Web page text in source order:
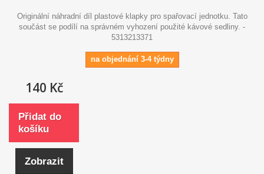
Originální náhradní díl plastové klapky pro spařovací jednotku. Tato
součást se podílí na správném vyhození použité kávové sedliny. -
5313213371
na objednání 3-4 týdny
140 Kč
Přidat do
košíku
Zobrazit